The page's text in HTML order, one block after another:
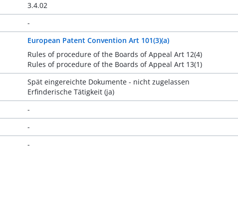
3.4.02
-
European Patent Convention Art 101(3)(a)
Rules of procedure of the Boards of Appeal Art 12(4)
Rules of procedure of the Boards of Appeal Art 13(1)
Spät eingereichte Dokumente - nicht zugelassen
Erfinderische Tätigkeit (ja)
-
-
-